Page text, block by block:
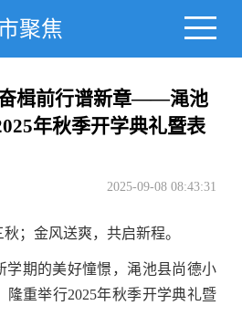
聚焦
楫前行谱新章——渑池
年秋季开学典礼暨表
2025-09-08 08:43:31
；金风送爽，共启新程。
学期的美好憧憬，渑池县尚德小
隆重举行2025年秋季开学典礼暨